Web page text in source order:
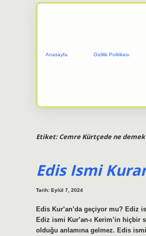
Anasayfa Gizlilik Politikası
Etiket:Cemre Kürtçede ne demek
Edis Ismi
Tarih: Eylül 7, 2024
Edis Kur’an’da geçiyor mu? Ediz
Ediz ismi Kur’an-ı Kerim’in hiçbir
olduğu anlamına gelmez. Edis